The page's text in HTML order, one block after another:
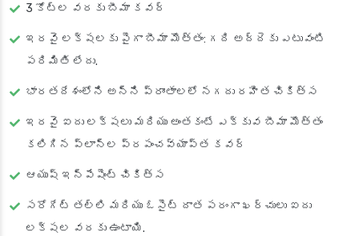
3 కోట్ల వరకు బీమా కవర్
ఇరవై లక్షలకు పైగా బీమా మొత్తం: గది అద్దెకు ఎటువంటి
పరిమితి లేదు.
భారతదేశంలోని అన్ని ప్రాంతాలలో నగదు రహిత చికిత్స
ఇరవై ఐదు లక్షలు మరియు అంతకంటే ఎక్కువ బీమా మొత్తం
కలిగిన ప్లాన్‌ల ప్రపంచవ్యాప్త కవర్
ఆయుష్ ఇన్‌పేషెంట్ చికిత్స
సరోగేట్ తల్లి మరియు ఓసైట్ దాత పరంగా ఖర్చులు ఐదు
లక్షల వరకు ఉంటాయి.